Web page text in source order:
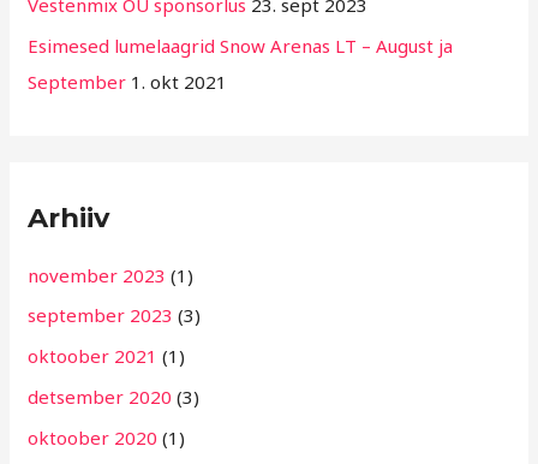
Esimesed lumelaagrid Snow Arenas LT – August ja
September 1. okt 2021
Arhiiv
november 2023 (1)
september 2023 (3)
oktoober 2021 (1)
detsember 2020 (3)
oktoober 2020 (1)
i
d